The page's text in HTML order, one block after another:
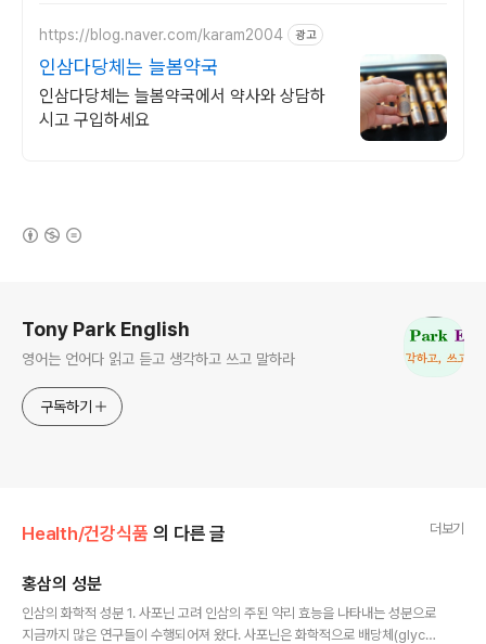
https://blog.naver.com/karam2004 광고
인삼다당체는 늘봄약국
인삼다당체는 늘봄약국에서 약사와 상담하
시고 구입하세요
Tony Park English
영어는 언어다 읽고 듣고 생각하고 쓰고 말하라
구독하기
Health/건강식품 의 다른 글 더보기
홍삼의 성분
인삼의 화학적 성분 1. 사포닌 고려 인삼의 주된 약리 효능을 나타내는 성분으로
지금까지 많은 연구들이 수행되어져 왔다. 사포닌은 화학적으로 배당체(glyco